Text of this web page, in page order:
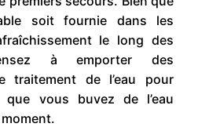
soit fournie dans les
le long des
à emporter des
traitement de l’eau pour
que vous buvez de l’eau